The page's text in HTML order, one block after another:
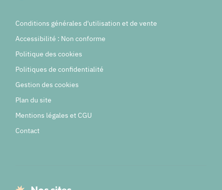
Conditions générales d'utilisation et de vente
Accessibilité : Non conforme
Politique des cookies
Politiques de confidentialité
Gestion des cookies
Plan du site
Mentions légales et CGU
Contact